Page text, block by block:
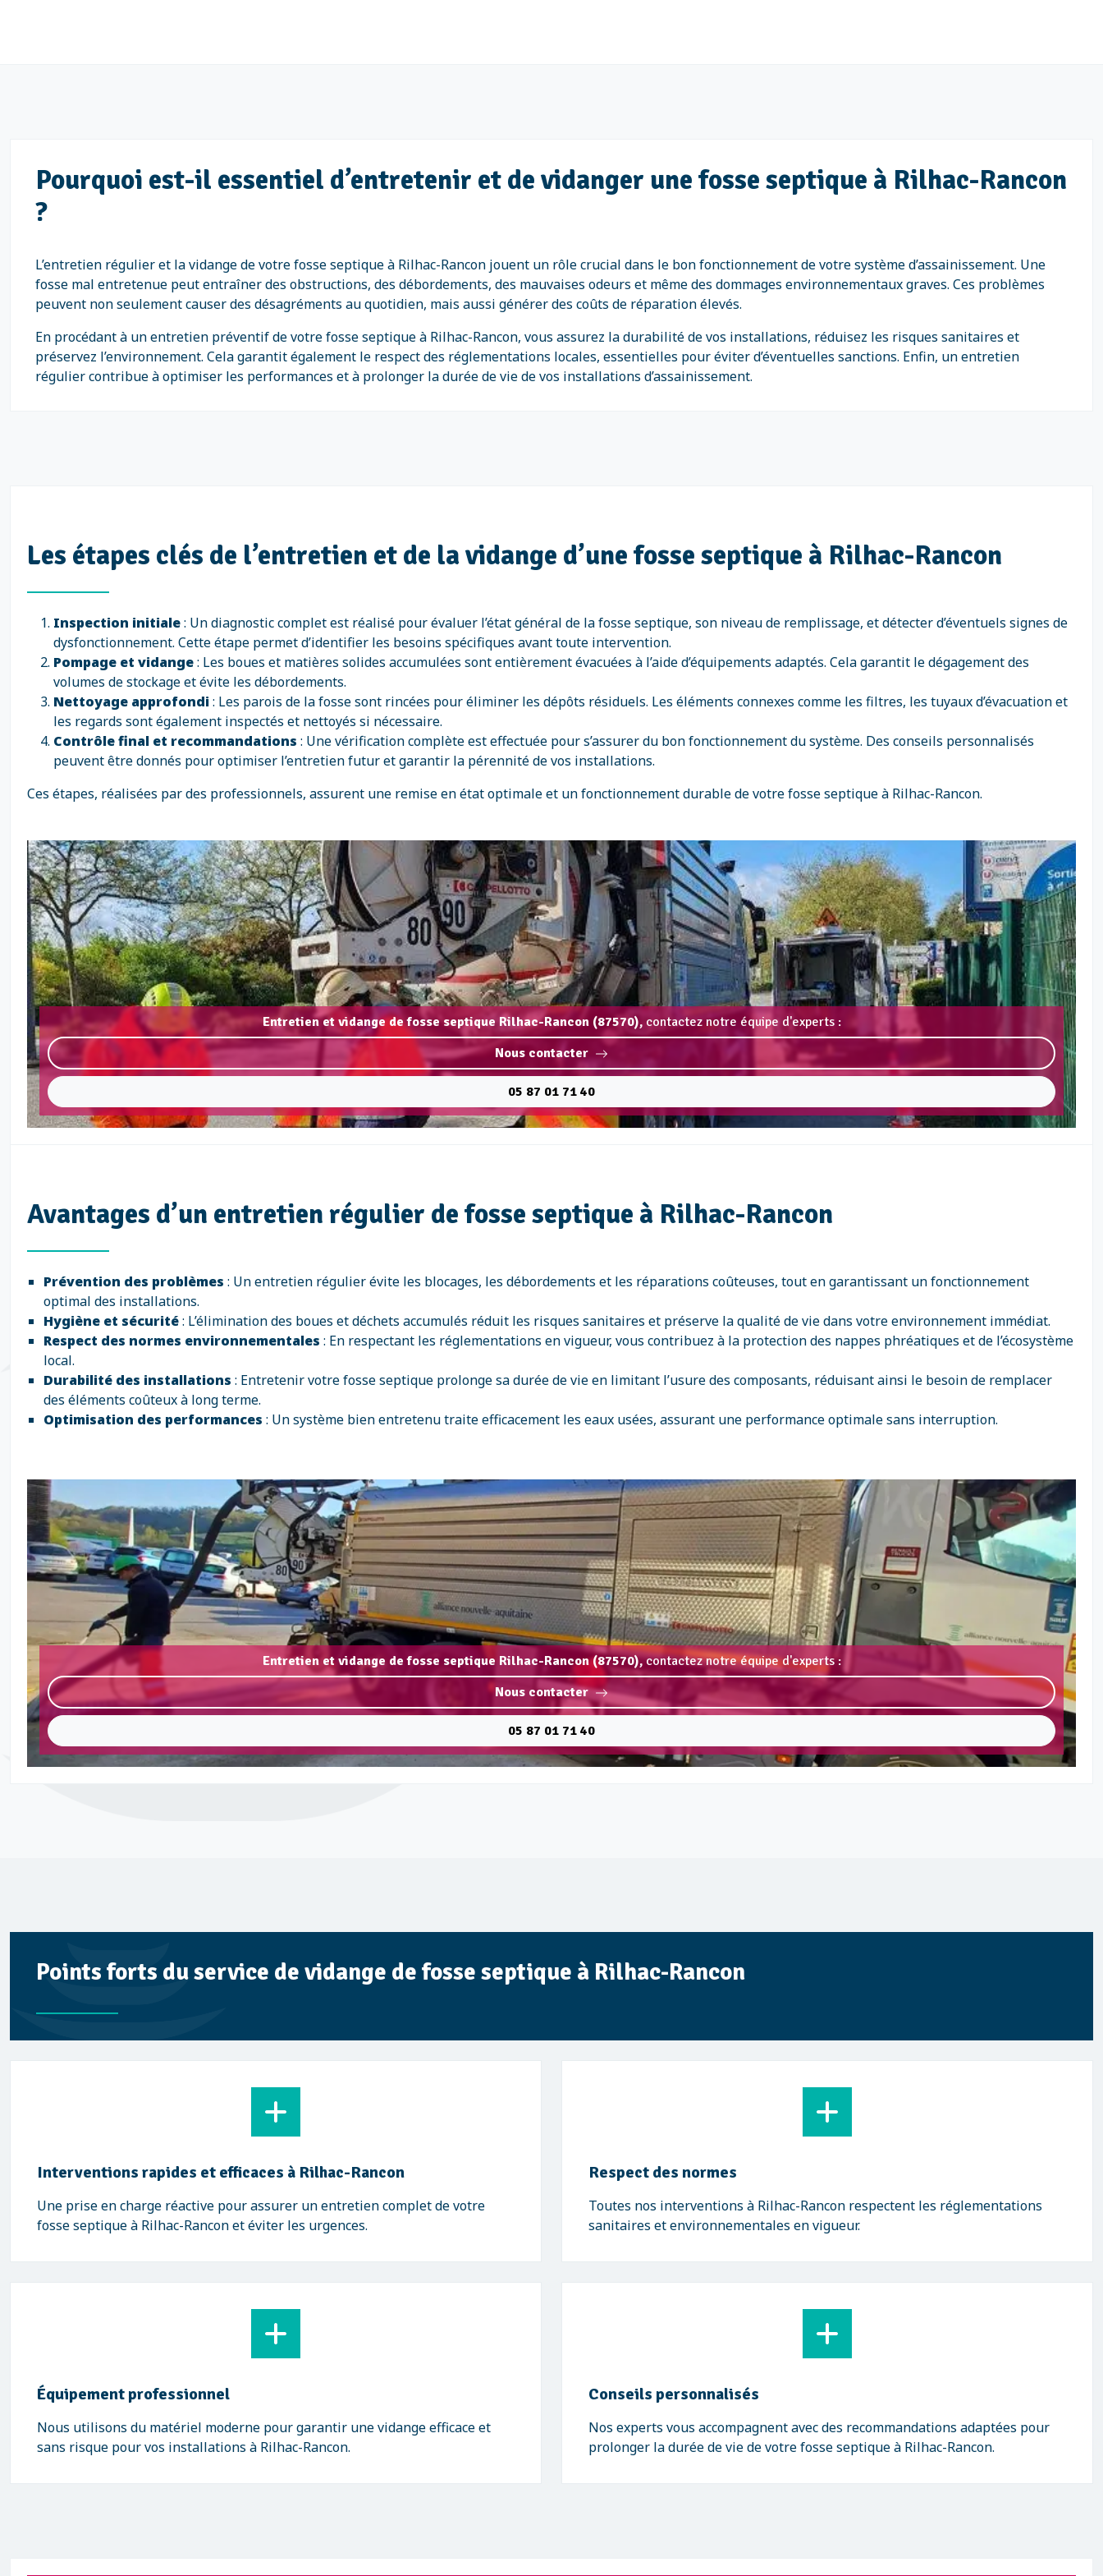
Pourquoi est-il essentiel d’entretenir et de vidanger une fosse septique à Rilhac-Rancon
?
L’entretien régulier et la vidange de votre fosse septique à Rilhac-Rancon jouent un rôle crucial dans le bon fonctionnement de votre système d’assainissement. Une
fosse mal entretenue peut entraîner des obstructions, des débordements, des mauvaises odeurs et même des dommages environnementaux graves. Ces problèmes
peuvent non seulement causer des désagréments au quotidien, mais aussi générer des coûts de réparation élevés.
En procédant à un entretien préventif de votre fosse septique à Rilhac-Rancon, vous assurez la durabilité de vos installations, réduisez les risques sanitaires et
préservez l’environnement. Cela garantit également le respect des réglementations locales, essentielles pour éviter d’éventuelles sanctions. Enfin, un entretien
régulier contribue à optimiser les performances et à prolonger la durée de vie de vos installations d’assainissement.
Les étapes clés de l’entretien et de la vidange d’une fosse septique à Rilhac-Rancon
Inspection initiale: Un diagnostic complet est réalisé pour évaluer l’état général de la fosse septique, son niveau de remplissage, et détecter d’éventuels signes de
dysfonctionnement. Cette étape permet d’identifier les besoins spécifiques avant toute intervention.
Pompage et vidange: Les boues et matières solides accumulées sont entièrement évacuées à l’aide d’équipements adaptés. Cela garantit le dégagement des
volumes de stockage et évite les débordements.
Nettoyage approfondi: Les parois de la fosse sont rincées pour éliminer les dépôts résiduels. Les éléments connexes comme les filtres, les tuyaux d’évacuation et
les regards sont également inspectés et nettoyés si nécessaire.
Contrôle final et recommandations : Une vérification complète est effectuée pour s’assurer du bon fonctionnement du système. Des conseils personnalisés
peuvent être donnés pour optimiser l’entretien futur et garantir la pérennité de vos installations.
Ces étapes, réalisées par des professionnels, assurent une remise en état optimale et un fonctionnement durable de votre fosse septique à Rilhac-Rancon.
Entretien et vidange de fosse septique Rilhac-Rancon (87570), contactez notre équipe d'experts :
Nous contacter
05 87 01 71 40
Avantages d’un entretien régulier de fosse septique à Rilhac-Rancon
Prévention des problèmes : Un entretien régulier évite les blocages, les débordements et les réparations coûteuses, tout en garantissant un fonctionnement
optimal des installations.
Hygiène et sécurité: L’élimination des boues et déchets accumulés réduit les risques sanitaires et préserve la qualité de vie dans votre environnement immédiat.
Respect des normes environnementales : En respectant les réglementations en vigueur, vous contribuez à la protection des nappes phréatiques et de l’écosystème
local.
Durabilité des installations : Entretenir votre fosse septique prolonge sa durée de vie en limitant l’usure des composants, réduisant ainsi le besoin de remplacer
des éléments coûteux à long terme.
Optimisation des performances : Un système bien entretenu traite efficacement les eaux usées, assurant une performance optimale sans interruption.
Entretien et vidange de fosse septique Rilhac-Rancon (87570),contactez notre équipe d'experts :
Nous contacter
05 87 01 71 40
Points forts du service de vidange de fosse septique à Rilhac-Rancon
Interventions rapides et efficaces à Rilhac-Rancon
Une prise en charge réactive pour assurer un entretien complet de votre
fosse septique à Rilhac-Rancon et éviter les urgences.
Respect des normes
Toutes nos interventions à Rilhac-Rancon respectent les réglementations
sanitaires et environnementales en vigueur.
Équipement professionnel
Nous utilisons du matériel moderne pour garantir une vidange efficace et
sans risque pour vos installations à Rilhac-Rancon.
Conseils personnalisés
Nos experts vous accompagnent avec des recommandations adaptées pour
prolonger la durée de vie de votre fosse septique à Rilhac-Rancon.